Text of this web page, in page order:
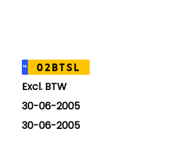
NL 02BTSL
Excl. BTW
30-06-2005
30-06-2005